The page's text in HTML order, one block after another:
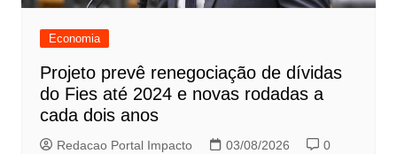
Economia
Projeto prevê renegociação de dívidas
do Fies até 2024 e novas rodadas a
cada dois anos
Redacao Portal Impacto 03/08/2026 0